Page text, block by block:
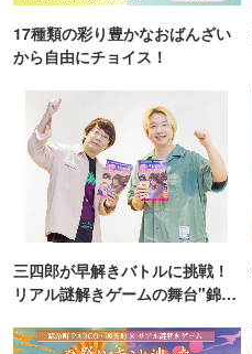
17種類の彩り豊かなおばんざい
から自由にチョイス！
三四郎が早解きバトルに挑戦！
リアル謎解きゲームの舞台"錦糸